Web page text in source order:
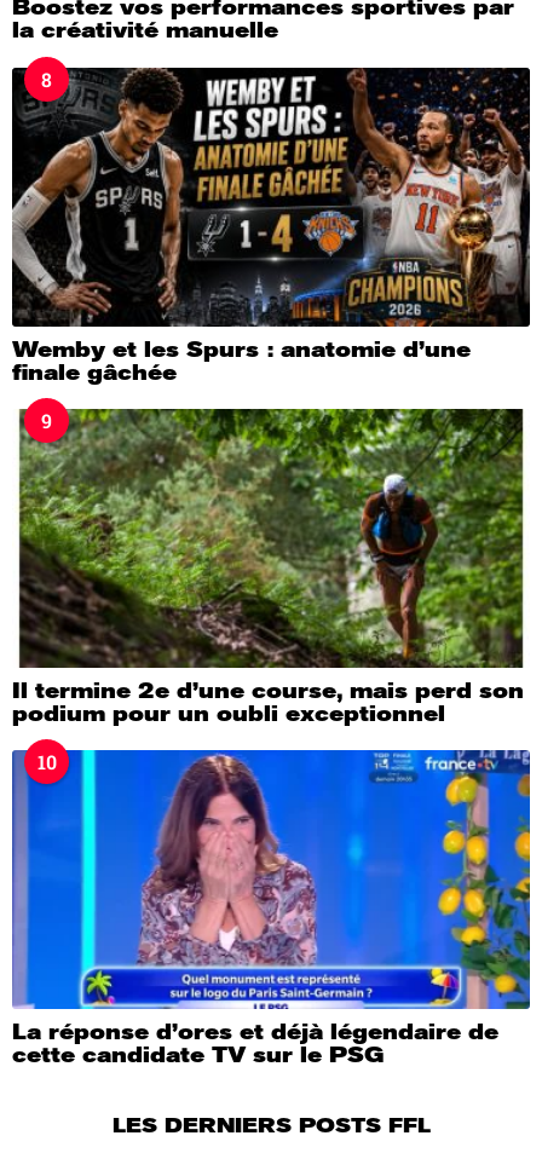
Boostez vos performances sportives par
la créativité manuelle
8
Wemby et les Spurs : anatomie d’une
finale gâchée
9
Il termine 2e d’une course, mais perd son
podium pour un oubli exceptionnel
10
La réponse d’ores et déjà légendaire de
cette candidate TV sur le PSG
LES DERNIERS POSTS FFL